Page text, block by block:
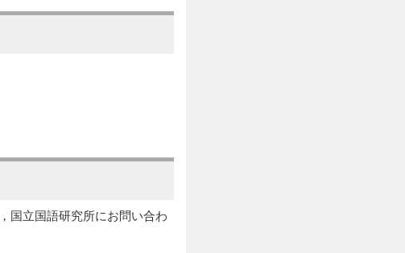
国立国語研究所にお問い合わ